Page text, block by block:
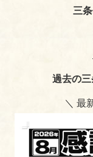
三
過去の
＼ 最